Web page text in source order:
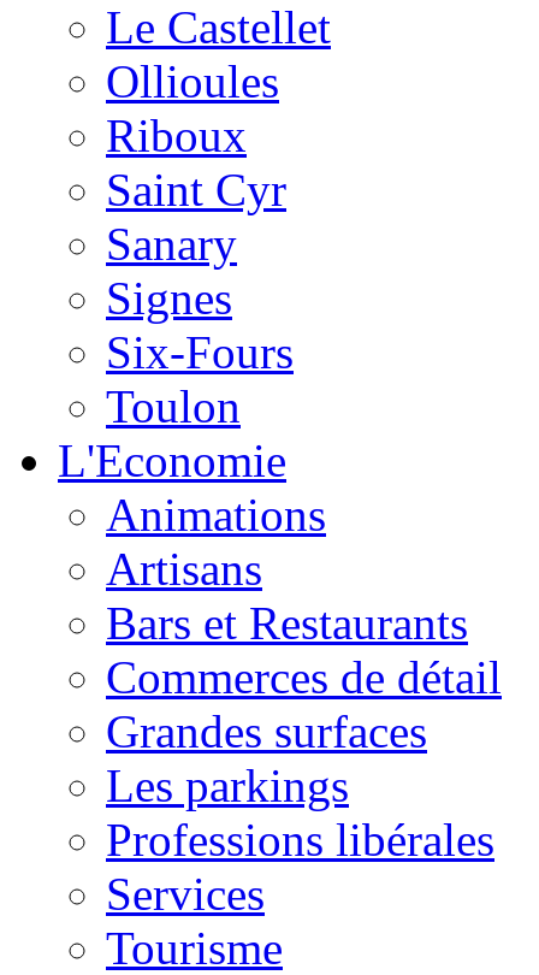
Le Castellet
Ollioules
Riboux
Saint Cyr
Sanary
Signes
Six-Fours
Toulon
L'Economie
Animations
Artisans
Bars et Restaurants
Commerces de détail
Grandes surfaces
Les parkings
Professions libérales
Services
Tourisme